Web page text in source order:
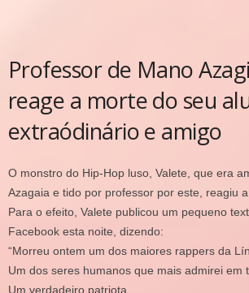
Professor de Mano
reage a morte do seu
extraódinário e amigo
O monstro do Hip-Hop luso, Valete, que era
Azagaia e tido por professor por este, reagiu
Para o efeito, Valete publicou um pequeno
Facebook esta noite, dizendo:
“Morreu ontem um dos maiores rappers da
Um dos seres humanos que mais admirei em
Um verdadeiro patriota.